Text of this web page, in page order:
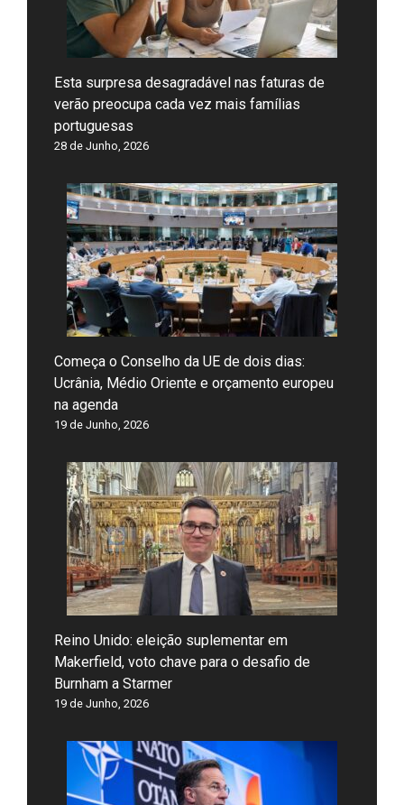
Esta surpresa desagradável nas faturas de
verão preocupa cada vez mais famílias
portuguesas
28 de Junho, 2026
Começa o Conselho da UE de dois dias:
Ucrânia, Médio Oriente e orçamento europeu
na agenda
19 de Junho, 2026
Reino Unido: eleição suplementar em
Makerfield, voto chave para o desafio de
Burnham a Starmer
19 de Junho, 2026